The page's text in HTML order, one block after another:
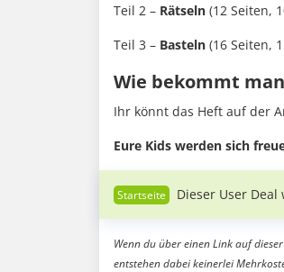
Teil 2 – Rätseln (12 Seiten,
Teil 3 – Basteln (16 Seiten,
Wie bekommt
Ihr könnt das Heft auf der
Eure Kids werden sich
Dieser User
Wenn du über einen Link auf
entstehen dabei keinerlei